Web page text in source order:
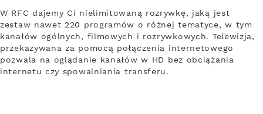
W RFC dajemy Ci nielimitowaną rozrywkę, jaką jest
zestaw nawet 220 programów o różnej tematyce, w tym
kanałów ogólnych, filmowych i rozrywkowych. Telewizja,
przekazywana za pomocą połączenia internetowego
pozwala na oglądanie kanałów w HD bez obciążania
internetu czy spowalniania transferu.